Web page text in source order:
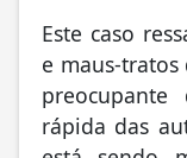
Este caso
e maus-
rápida das